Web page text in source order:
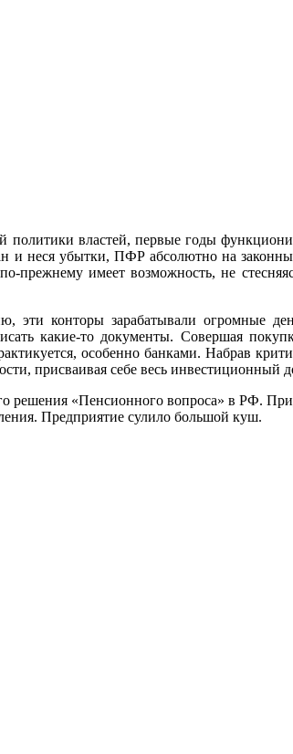
политики властей, первые годы
и неся убытки, ПФР абсолютно на
прежнему имеет возможность, не
конторы зарабатывали огромные
какие-то документы. Совершая
особенно банками. Набрав
присваивая себе весь инвестиционный
решения «Пенсионного вопроса» в РФ.
Предприятие сулило большой куш.